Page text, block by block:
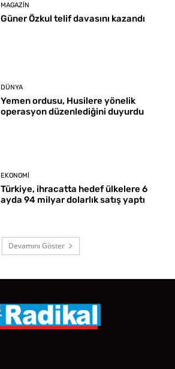
MAGAZIN
Güner Özkul telif davasını kazandı
DÜNYA
Yemen ordusu, Husilere yönelik
operasyon düzenlediğini duyurdu
EKONOMI
Türkiye, ihracatta hedef ülkelere 6
ayda 94 milyar dolarlık satış yaptı
Devamını Göster